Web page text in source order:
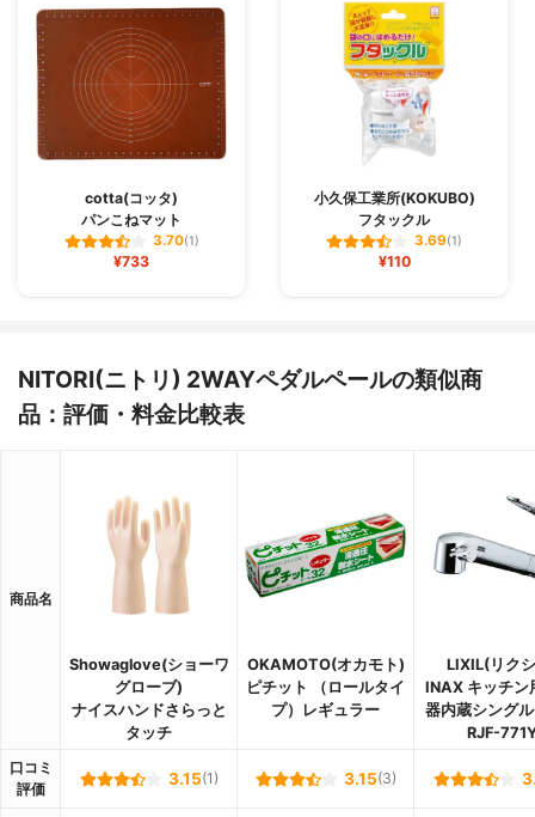
cotta(コッタ)
パンこねマット
3.70(1)
¥733
小久保工業所(KOKUBO)
フタックル
3.69(1)
¥110
NITORI(ニトリ) 2WAYペダルペールの類似商
品：評価・料金比較表
商品名
Showaglove(ショーワ
グローブ)
ナイスハンドさらっと
タッチ
OKAMOTO(オカモト)
ピチット （ロールタイ
プ）レギュラー
LIXIL(リク
INAX キッチン
器内蔵シング
RJF-
口コミ
評価
3.15(1) 3.15(3)